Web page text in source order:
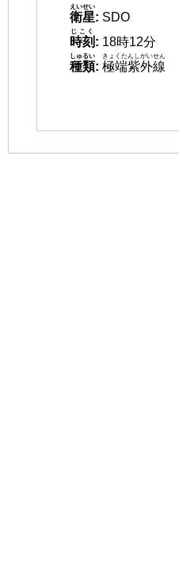
衛星
えいせい
: SDO
時刻
じこく
: 18時12分
種類
しゅるい
: 極端紫外線
きょくたんしがいせん